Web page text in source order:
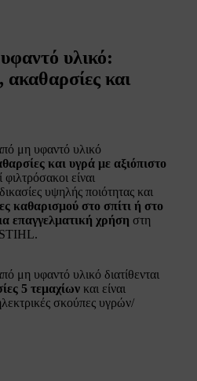
υλικό:
ακαθαρσίες και
μη υφαντό υλικό
και υγρά με αξιόπιστο
φιλτρόσακοι είναι
υψηλής ποιότητας και
καθαρισμού στο σπίτι ή στο
επαγγελματική χρήση στη
μη υφαντό υλικό διατίθενται
5 τεμαχίων και είναι
σκούπες υγρών/